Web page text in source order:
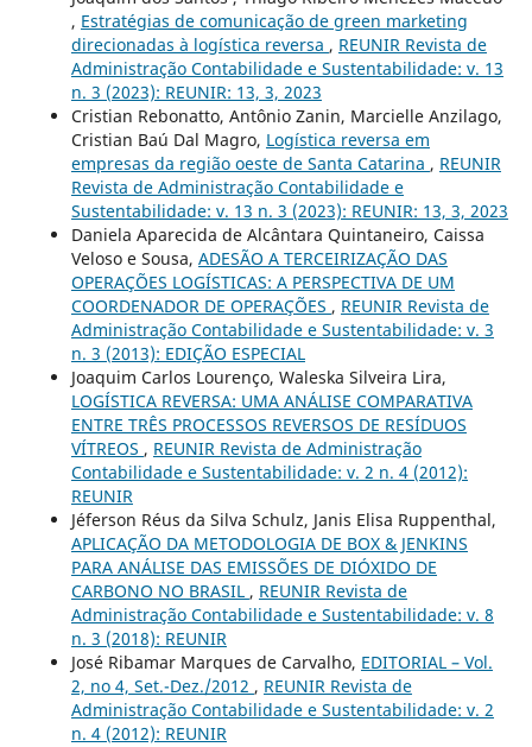
, Estratégias de comunicação de green marketing
direcionadas à logística reversa , REUNIR Revista de
Administração Contabilidade e Sustentabilidade: v. 13
n. 3 (2023): REUNIR: 13, 3, 2023
Cristian Rebonatto, Antônio Zanin, Marcielle Anzilago,
Cristian Baú Dal Magro, Logística reversa em
empresas da região oeste de Santa Catarina , REUNIR
Revista de Administração Contabilidade e
Sustentabilidade: v. 13 n. 3 (2023): REUNIR: 13, 3, 2023
Daniela Aparecida de Alcântara Quintaneiro, Caissa
Veloso e Sousa, ADESÃO A TERCEIRIZAÇÃO DAS
OPERAÇÕES LOGÍSTICAS: A PERSPECTIVA DE UM
COORDENADOR DE OPERAÇÕES , REUNIR Revista de
Administração Contabilidade e Sustentabilidade: v. 3
n. 3 (2013): EDIÇÃO ESPECIAL
Joaquim Carlos Lourenço, Waleska Silveira Lira,
LOGÍSTICA REVERSA: UMA ANÁLISE COMPARATIVA
ENTRE TRÊS PROCESSOS REVERSOS DE RESÍDUOS
VÍTREOS , REUNIR Revista de Administração
Contabilidade e Sustentabilidade: v. 2 n. 4 (2012):
REUNIR
Jéferson Réus da Silva Schulz, Janis Elisa Ruppenthal,
APLICAÇÃO DA METODOLOGIA DE BOX & JENKINS
PARA ANÁLISE DAS EMISSÕES DE DIÓXIDO DE
CARBONO NO BRASIL , REUNIR Revista de
Administração Contabilidade e Sustentabilidade: v. 8
n. 3 (2018): REUNIR
José Ribamar Marques de Carvalho, EDITORIAL – Vol.
2, no 4, Set.-Dez./2012 , REUNIR Revista de
Administração Contabilidade e Sustentabilidade: v. 2
n. 4 (2012): REUNIR